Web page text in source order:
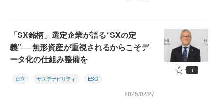
「SX銘柄」選定企業が語る“SXの定
義”──無形資産が重視されるからこそデ
ータ化の仕組み整備を
日立 サステナビリティ ESG
2025/02/27
1